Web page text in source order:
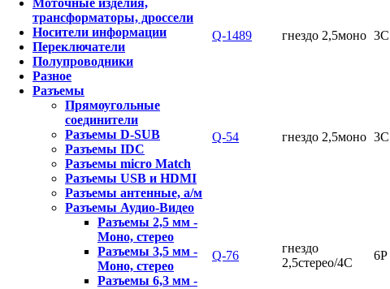
Моточные изделия,
трансформаторы, дроссели
Носители информации
Переключатели
Полупроводники
Разное
Разъемы
Прямоугольные
соединители
Разъемы D-SUB
Разъемы IDC
Разъемы micro Match
Разъемы USB и HDMI
Разъемы антенные, а/м
Разъемы Аудио-Видео
Разъемы 2,5 мм -
Моно, стерео
Разъемы 3,5 мм -
Моно, стерео
Разъемы 6,3 мм -
Q-1489 гнездо 2,5моно 3C
Q-54 гнездо 2,5моно 3C
Q-76
гнездо
2,5стерео/4C
6P